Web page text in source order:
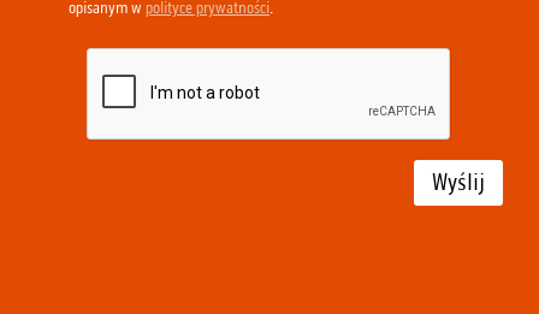
opisanym w polityce prywatności.
Wyślij